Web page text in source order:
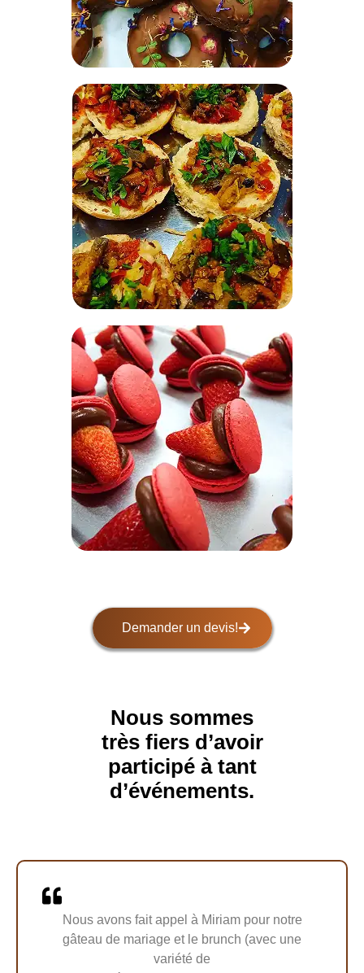
Demander un devis!
Nous sommes
très fiers d’avoir
participé à tant
d’événements.
Nous avons fait appel à Miriam pour notre
gâteau de mariage et le brunch (avec une
variété de